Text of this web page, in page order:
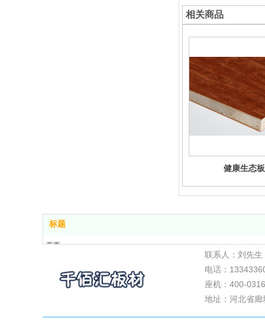
相关商品
健康生态
标题
首页
关于我们
案例展示
联系我们
联系人：刘先生
电话：
座机：400-
地址：河北省